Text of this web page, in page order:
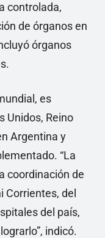
controlada,
de órganos en
órganos
es
Unidos, Reino
Argentina y
“La
coordinación de
Corrientes, del
del país,
indicó.